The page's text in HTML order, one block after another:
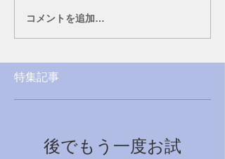
コメントを追加…
特集記事
後でもう一度お試